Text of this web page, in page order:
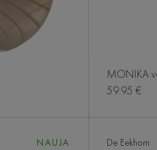
MONIKA
59.95 €
NAUJA De Eekhorn